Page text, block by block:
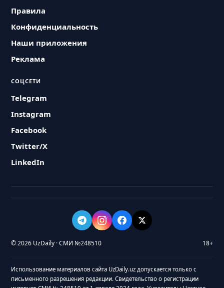
Правила
Конфиденциальность
Наши приложения
Реклама
СОЦСЕТИ
Telegram
Instagram
Facebook
Twitter/X
LinkedIn
© 2026 UzDaily · СМИ №248510 18+
Использование материалов сайта UzDaily.uz допускается только с
письменного разрешения редакции. Свидетельство о регистрации